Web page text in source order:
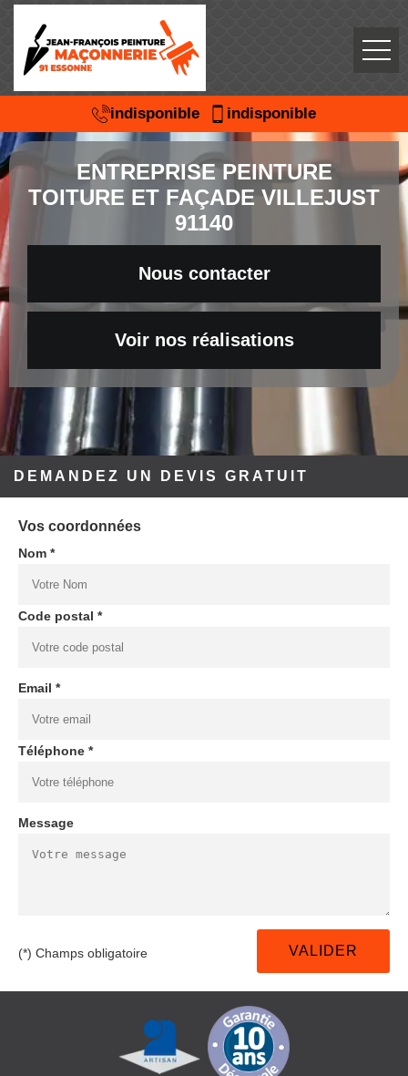
indisponible indisponible
ENTREPRISE PEINTURE
TOITURE ET FAÇADE VILLEJUST
91140
Nous contacter
Voir nos réalisations
DEMANDEZ UN DEVIS GRATUIT
Vos coordonnées
Nom *
Code postal *
Email *
Téléphone *
Message
(*) Champs obligatoire